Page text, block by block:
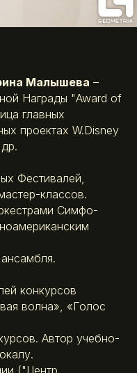
Малышева –
Награды "Award of
главных
проектах W.Disney
Фестивалей,
классов.
Симфо-
конкурсов
волна», «Голос
Автор учебно-
("Центр